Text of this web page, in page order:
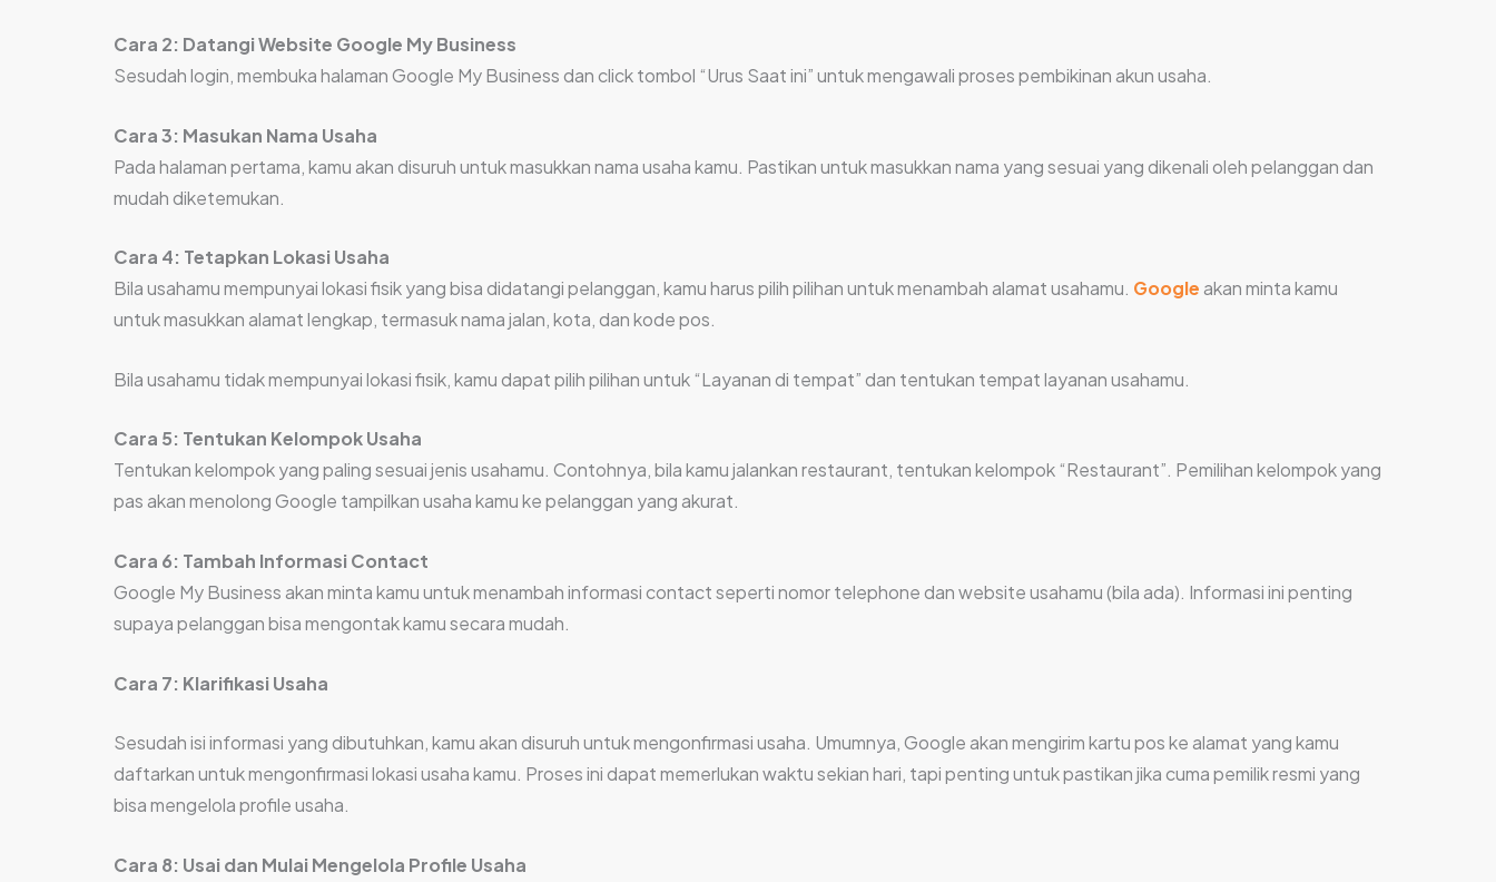
Cara 2: Datangi Website Google My Business
Sesudah login, membuka halaman Google My Business dan click tombol “Urus Saat ini” untuk mengawali proses pembikinan akun usaha.
Cara 3: Masukan Nama Usaha
Pada halaman pertama, kamu akan disuruh untuk masukkan nama usaha kamu. Pastikan untuk masukkan nama yang sesuai yang dikenali oleh pelanggan dan
mudah diketemukan.
Cara 4: Tetapkan Lokasi Usaha
Bila usahamu mempunyai lokasi fisik yang bisa didatangi pelanggan, kamu harus pilih pilihan untuk menambah alamat usahamu. Googleakan minta kamu
untuk masukkan alamat lengkap, termasuk nama jalan, kota, dan kode pos.
Bila usahamu tidak mempunyai lokasi fisik, kamu dapat pilih pilihan untuk “Layanan di tempat” dan tentukan tempat layanan usahamu.
Cara 5: Tentukan Kelompok Usaha
Tentukan kelompok yang paling sesuai jenis usahamu. Contohnya, bila kamu jalankan restaurant, tentukan kelompok “Restaurant”. Pemilihan kelompok yang
pas akan menolong Google tampilkan usaha kamu ke pelanggan yang akurat.
Cara 6: Tambah Informasi Contact
Google My Business akan minta kamu untuk menambah informasi contact seperti nomor telephone dan website usahamu (bila ada). Informasi ini penting
supaya pelanggan bisa mengontak kamu secara mudah.
Cara 7: Klarifikasi Usaha
Sesudah isi informasi yang dibutuhkan, kamu akan disuruh untuk mengonfirmasi usaha. Umumnya, Google akan mengirim kartu pos ke alamat yang kamu
daftarkan untuk mengonfirmasi lokasi usaha kamu. Proses ini dapat memerlukan waktu sekian hari, tapi penting untuk pastikan jika cuma pemilik resmi yang
bisa mengelola profile usaha.
Cara 8: Usai dan Mulai Mengelola Profile Usaha